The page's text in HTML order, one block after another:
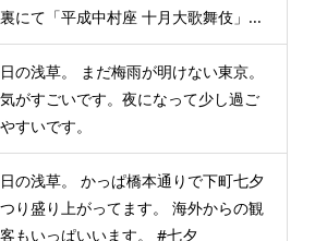
にて「平成中村座 十月大歌舞伎」...
の浅草。 まだ梅雨が明けない東京。
がすごいです。夜になって少し過ご
すいです。
の浅草。 かっぱ橋本通りで下町七夕
り盛り上がってます。 海外からの観
もいっぱいいます。 #七夕